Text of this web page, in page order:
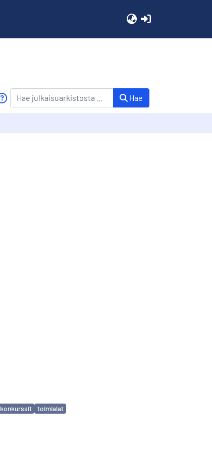
Hae
konkurssit toimialat